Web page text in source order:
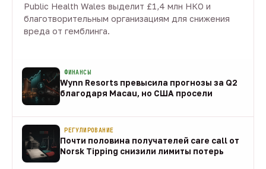
Public Health Wales выделит £1,4 млн НКО и
благотворительным организациям для снижения
вреда от гемблинга.
ФИНАНСЫ
Wynn Resorts превысила прогнозы за Q2
благодаря Macau, но США просели
РЕГУЛИРОВАНИЕ
Почти половина получателей care call от
Norsk Tipping снизили лимиты потерь